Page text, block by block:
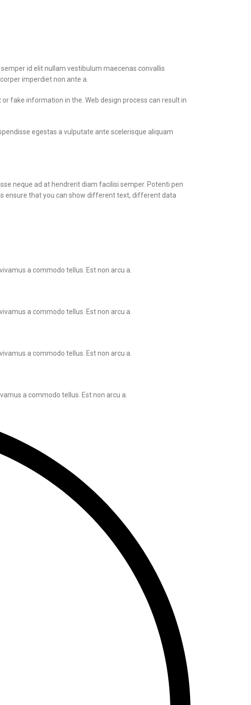
id elit nullam vestibulum maecenas convallis
imperdiet non ante a.
fake information in the. Web design process can result in
egestas a vulputate ante scelerisque aliquam
neque ad at hendrerit diam facilisi semper. Potenti pen
ensure that you can show different text, different data
a commodo tellus. Est non arcu a.
a commodo tellus. Est non arcu a.
a commodo tellus. Est non arcu a.
a commodo tellus. Est non arcu a.